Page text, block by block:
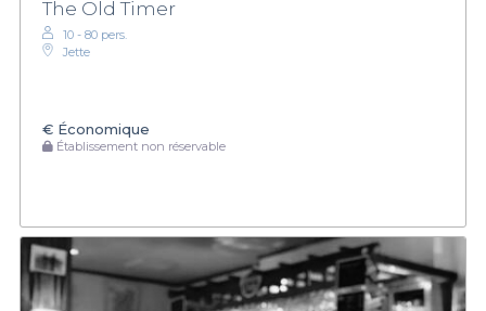
The Old Timer
10 - 80 pers.
Jette
€ Économique
Établissement non réservable